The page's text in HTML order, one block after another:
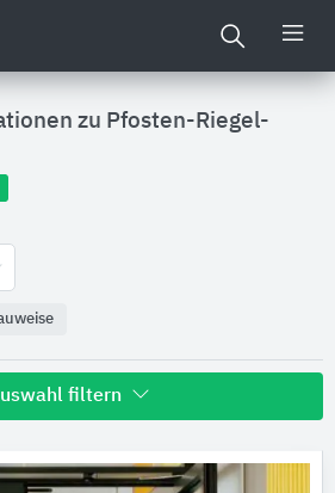
zu Pfosten-Riegel-
filtern